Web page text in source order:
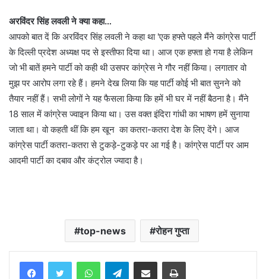
अरविंदर सिंह लवली ने क्या कहा…
आपको बात दें कि अरविंदर सिंह लवली ने कहा था 'एक हफ्ते पहले मैंने कांग्रेस पार्टी
के दिल्ली प्रदेश अध्यक्ष पद से इस्तीफा दिया था। आज एक हफ्ता हो गया है लेकिन
जो भी बातें हमने पार्टी को कही थी उसपर कांग्रेस ने गौर नहीं किया। लगातार वो
मुझ पर आरोप लगा रहे हैं। हमने देख लिया कि यह पार्टी कोई भी बात सुनने को
तैयार नहीं हैं। सभी लोगों ने यह फैसला किया कि हमें भी घर में नहीं बैठना है। मैंने
18 साल में कांग्रेस ज्वाइन किया था। उस वक्त इंदिरा गांधी का भाषण हमें सुनाया
जाता था। वो कहती थीं कि हम खून का कतरा-कतरा देश के लिए देंगे। आज
कांग्रेस पार्टी कतरा-कतरा से टुकड़े-टुकड़े पर आ गई है। कांग्रेस पार्टी पर आम
आदमी पार्टी का दबाव और कंट्रोल ज्यादा है।
top-news रोहन गुप्ता
WhatsAppTelegramShare via Email Print